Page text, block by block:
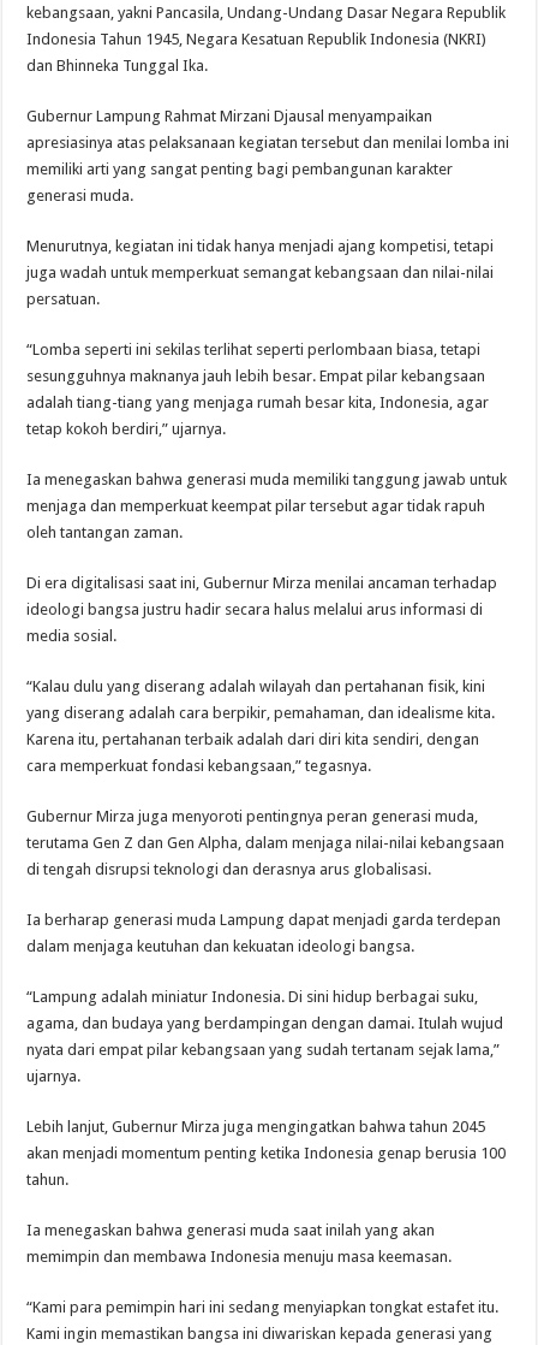
kebangsaan, yakni Pancasila, Undang-Undang Dasar Negara Republik
Indonesia Tahun 1945, Negara Kesatuan Republik Indonesia (NKRI)
dan Bhinneka Tunggal Ika.
Gubernur Lampung Rahmat Mirzani Djausal menyampaikan
apresiasinya atas pelaksanaan kegiatan tersebut dan menilai lomba ini
memiliki arti yang sangat penting bagi pembangunan karakter
generasi muda.
Menurutnya, kegiatan ini tidak hanya menjadi ajang kompetisi, tetapi
juga wadah untuk memperkuat semangat kebangsaan dan nilai-nilai
persatuan.
“Lomba seperti ini sekilas terlihat seperti perlombaan biasa, tetapi
sesungguhnya maknanya jauh lebih besar. Empat pilar kebangsaan
adalah tiang-tiang yang menjaga rumah besar kita, Indonesia, agar
tetap kokoh berdiri,” ujarnya.
Ia menegaskan bahwa generasi muda memiliki tanggung jawab untuk
menjaga dan memperkuat keempat pilar tersebut agar tidak rapuh
oleh tantangan zaman.
Di era digitalisasi saat ini, Gubernur Mirza menilai ancaman terhadap
ideologi bangsa justru hadir secara halus melalui arus informasi di
media sosial.
“Kalau dulu yang diserang adalah wilayah dan pertahanan fisik, kini
yang diserang adalah cara berpikir, pemahaman, dan idealisme kita.
Karena itu, pertahanan terbaik adalah dari diri kita sendiri, dengan
cara memperkuat fondasi kebangsaan,” tegasnya.
Gubernur Mirza juga menyoroti pentingnya peran generasi muda,
terutama Gen Z dan Gen Alpha, dalam menjaga nilai-nilai kebangsaan
di tengah disrupsi teknologi dan derasnya arus globalisasi.
Ia berharap generasi muda Lampung dapat menjadi garda terdepan
dalam menjaga keutuhan dan kekuatan ideologi bangsa.
“Lampung adalah miniatur Indonesia. Di sini hidup berbagai suku,
agama, dan budaya yang berdampingan dengan damai. Itulah wujud
nyata dari empat pilar kebangsaan yang sudah tertanam sejak lama,”
ujarnya.
Lebih lanjut, Gubernur Mirza juga mengingatkan bahwa tahun 2045
akan menjadi momentum penting ketika Indonesia genap berusia 100
tahun.
Ia menegaskan bahwa generasi muda saat inilah yang akan
memimpin dan membawa Indonesia menuju masa keemasan.
“Kami para pemimpin hari ini sedang menyiapkan tongkat estafet itu.
Kami ingin memastikan bangsa ini diwariskan kepada generasi yang